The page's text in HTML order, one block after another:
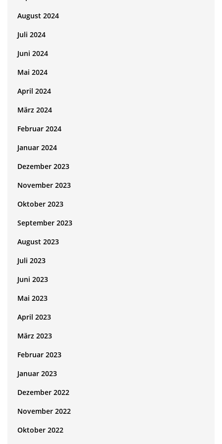
August 2024
Juli 2024
Juni 2024
Mai 2024
April 2024
März 2024
Februar 2024
Januar 2024
Dezember 2023
November 2023
Oktober 2023
September 2023
August 2023
Juli 2023
Juni 2023
Mai 2023
April 2023
März 2023
Februar 2023
Januar 2023
Dezember 2022
November 2022
Oktober 2022